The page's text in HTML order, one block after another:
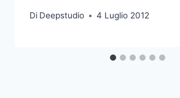
Di Deepstudio 4 Luglio 2012